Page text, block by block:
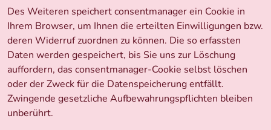
Des Weiteren speichert consentmanager ein Cookie in
Ihrem Browser, um Ihnen die erteilten Einwilligungen bzw.
deren Widerruf zuordnen zu können. Die so erfassten
Daten werden gespeichert, bis Sie uns zur Löschung
auffordern, das consentmanager-Cookie selbst löschen
oder der Zweck für die Datenspeicherung entfällt.
Zwingende gesetzliche Aufbewahrungspflichten bleiben
unberührt.